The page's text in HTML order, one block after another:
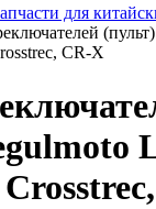
для
CR-X